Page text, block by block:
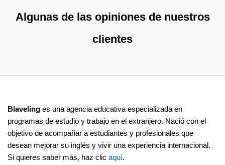
Algunas de las opiniones de nuestros
clientes
Blaveling es una agencia educativa especializada en
programas de estudio y trabajo en el extranjero. Nació con el
objetivo de acompañar a estudiantes y profesionales que
desean mejorar su inglés y vivir una experiencia internacional.
Si quieres saber más, haz clic aquí.